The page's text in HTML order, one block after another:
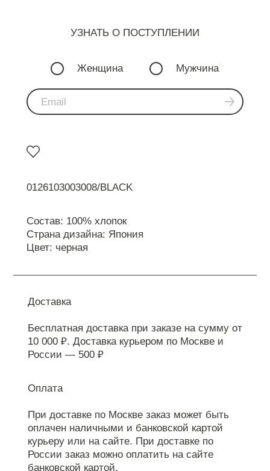
УЗНАТЬ О ПОСТУПЛЕНИИ
Женщина Мужчина
0126103003008/BLACK
Состав: 100% хлопок
Страна дизайна: Япония
Цвет: черная
Доставка
Бесплатная доставка при заказе на сумму от
10 000 ₽. Доставка курьером по Москве и
России — 500 ₽
Оплата
При доставке по Москве заказ может быть
оплачен наличными и банковской картой
курьеру или на сайте. При доставке по
России заказ можно оплатить на сайте
банковской картой.